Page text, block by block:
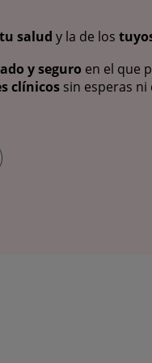
tu salud y la de los
y seguro en el que
clínicos sin esperas